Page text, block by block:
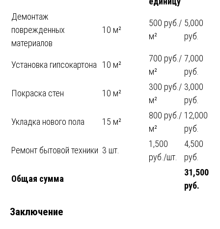
Демонтаж
поврежденных
материалов
10 м²
500 руб./
м²
5,000
руб.
Установка гипсокартона 10 м²
700 руб./
м²
7,000
руб.
Покраска стен 10 м²
300 руб./
м²
3,000
руб.
Укладка нового пола 15 м²
800 руб./
м²
12,000
руб.
Ремонт бытовой техники 3 шт.
1,500
руб./шт.
4,500
руб.
Общая сумма
31,500
руб.
Заключение